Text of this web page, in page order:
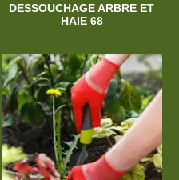
DESSOUCHAGE ARBRE ET
HAIE 68